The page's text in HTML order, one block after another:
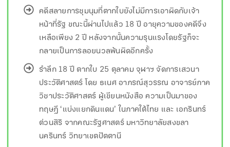
คดีสลายการชุมนุมที่ตากใบยังไม่มีการเอาผิดกับเจ้า
หน้าที่รัฐ ขณะนี้ผ่านไปแล้ว 18 ปี อายุความของคดีจึง
เหลือเพียง 2 ปี หลังจากนั้นความรุนแรงโดยรัฐก็จะ
กลายเป็นการลอยนวลพ้นผิดอีกครั้ง
รำลึก 18 ปี ตากใบ 25 ตุลาคม จุฬาฯ จัดการเสวนา
ประวัติศาสตร์ โดย ธเนศ อาภรณ์สุวรรณ อาจารย์ภาค
วิชาประวัติศาสตร์ ผู้เขียนหนังสือ ความเป็นมาของ
ทฤษฎี ‘แบ่งแยกดินแดน’ ในภาคใต้ไทย และ เอกรินทร์
ต่วนสิริ จากคณะรัฐศาสตร์ มหาวิทยาลัยสงขลา
นครินทร์ วิทยาเขตปัตตานี